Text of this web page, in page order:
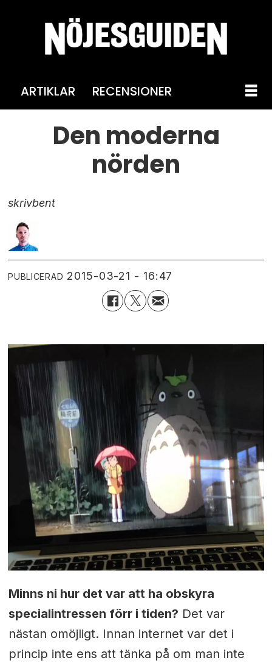
ARTIKLAR RECENSIONER
Den moderna
nörden
skrivbent
PUBLICERAD 2015-03-21 - 16:47
Minns ni hur det var att ha obskyra
specialintressen förr i tiden? Det var
nästan omöjligt. Innan internet var det i
princip inte ens att tänka på om man inte